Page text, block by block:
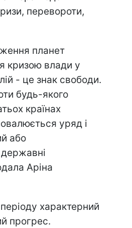
перевороти,
планет
кризою влади у
- це знак свободи.
будь-якого
країнах
уряд і
або
Аріна
характерний
прогрес.